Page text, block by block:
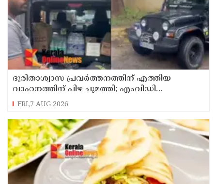
ദുരിതാശ്വാസ പ്രവർത്തനത്തിന് എത്തിയ
വാഹനത്തിന് പിഴ ചുമത്തി; എംവിഡി
ഉദ്യോഗസ്ഥന് സസ്പെൻഷൻ
FRI,7 AUG 2026